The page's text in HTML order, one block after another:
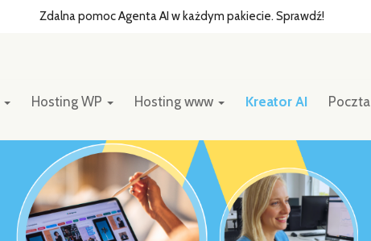
Zdalna pomoc Agenta AI w każdym pakiecie. Sprawdź!
Hosting WP Hosting www Kreator AI Poczta